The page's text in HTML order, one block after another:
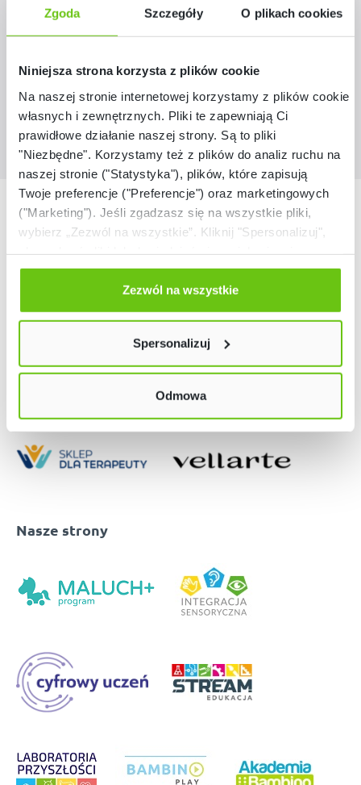
Zgoda Szczegóły O plikach cookies
Niniejsza strona korzysta z plików cookie
Na naszej stronie internetowej korzystamy z plików cookie:
własnych i zewnętrznych. Pliki te zapewniają Ci
prawidłowe działanie naszej strony. Są to pliki
"Niezbędne". Korzystamy też z plików do analiz ruchu na
naszej stronie ("Statystyka"), plików, które zapisują
Twoje preferencje ("Preferencje") oraz marketingowych
("Marketing"). Jeśli zgadzasz się na wszystkie pliki,
wybierz „Zezwól na wszystkie”. Kliknij "Spersonalizuj",
Odmów zgody poprzez przycisk „Odmowa”. Wtedy
użyjemy tylko plików niezbędnych dla naszej strony.
Twój wybór możesz zmienić przez kliknięcie przycisku w
Polityce prywatności
Zezwól na wszystkie
Spersonalizuj
Odmowa
Kod produktu:145225
Nasze marki
Nasze strony